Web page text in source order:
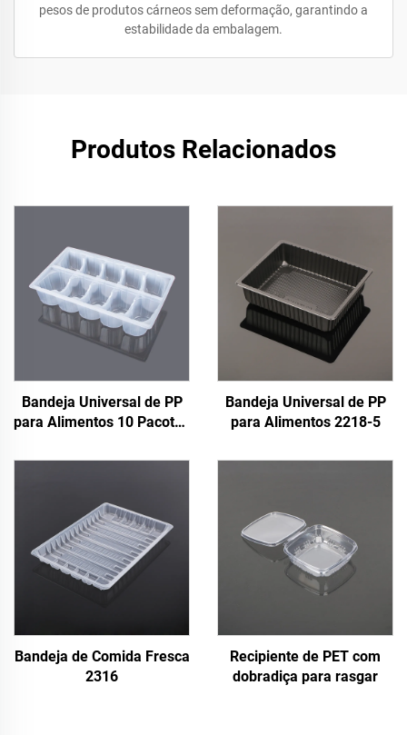
pesos de produtos cárneos sem deformação, garantindo a
estabilidade da embalagem.
Produtos Relacionados
Bandeja Universal de PP
para Alimentos 10 Pacotes
Bandeja Universal de PP
para Alimentos 2218-5
Bandeja de Comida Fresca
2316
Recipiente de PET com
dobradiça para rasgar